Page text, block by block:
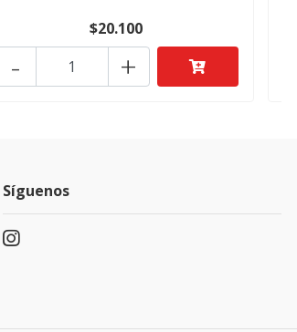
$20.100
+
-
Síguenos